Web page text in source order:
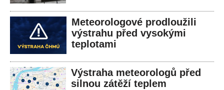
Meteorologové prodloužili
výstrahu před vysokými
teplotami
Výstraha meteorologů před
silnou zátěží teplem